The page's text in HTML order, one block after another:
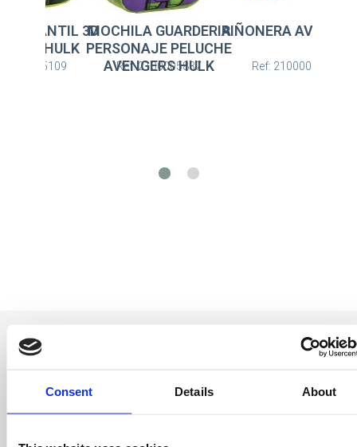
Consent Details About
GUARDERIA
PELUCHE
HULK
2100005837
RIÑONERA AVENGERS
Ref: 2100005683
MOCHILA INFANTIL
Ref: 2100005109
Entérate antes